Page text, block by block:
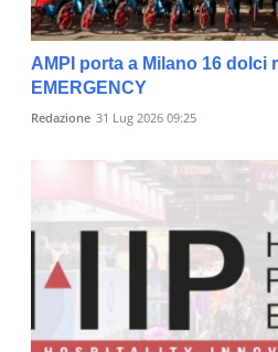
AMPI porta a Milano 16 dolci
EMERGENCY
Redazione 31 Lug 2026 09:25